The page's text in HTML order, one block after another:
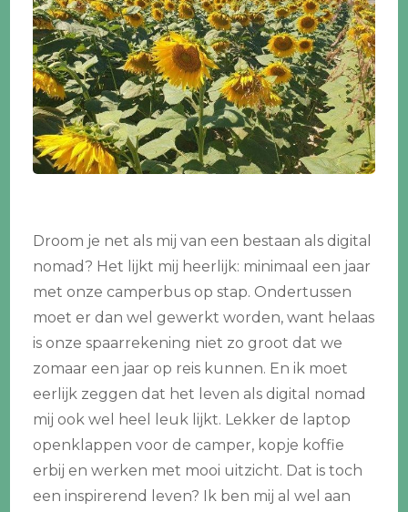
jobs
zijn
geschikt?
Droom je net als mij van een bestaan als digital
nomad? Het lijkt mij heerlijk: minimaal een jaar
met onze camperbus op stap. Ondertussen
moet er dan wel gewerkt worden, want helaas
is onze spaarrekening niet zo groot dat we
zomaar een jaar op reis kunnen. En ik moet
eerlijk zeggen dat het leven als digital nomad
mij ook wel heel leuk lijkt. Lekker de laptop
openklappen voor de camper, kopje koffie
erbij en werken met mooi uitzicht. Dat is toch
een inspirerend leven? Ik ben mij al wel aan